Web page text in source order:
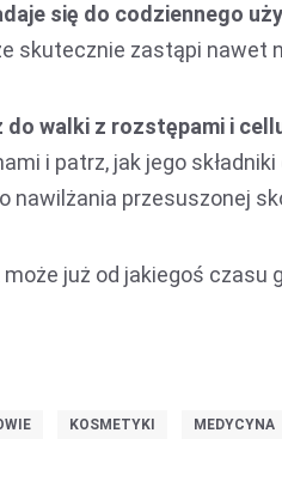
się do codziennego
skutecznie zastąpi nawet
do walki z rozstępami i
i patrz, jak jego
nawilżania przesuszonej
może już od jakiegoś
KOSMETYKI MEDYCYNA